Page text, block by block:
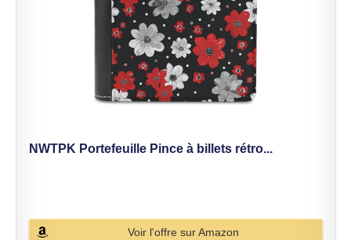
NWTPK Portefeuille Pince à billets rétro...
Voir l'offre sur Amazon